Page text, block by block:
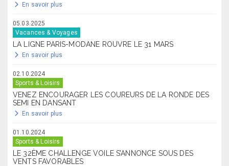
En savoir plus
05.03.2025
Vacances & Voyages
LA LIGNE PARIS-MODANE ROUVRE LE 31 MARS
En savoir plus
02.10.2024
Sports & Loisirs
VENEZ ENCOURAGER LES COUREURS DE LA RONDE DES
SEMI EN DANSANT
En savoir plus
01.10.2024
Sports & Loisirs
LE 32ÈME CHALLENGE VOILE S’ANNONCE SOUS DES
VENTS FAVORABLES